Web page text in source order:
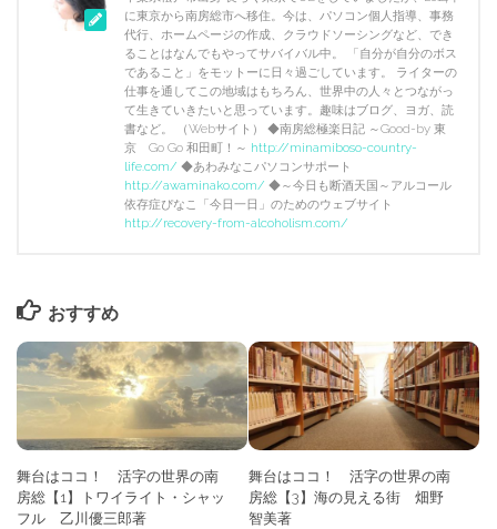
に東京から南房総市へ移住。今は、パソコン個人指導、事務
代行、ホームページの作成、クラウドソーシングなど、でき
ることはなんでもやってサバイバル中。 「自分が自分のボス
であること」をモットーに日々過ごしています。 ライターの
仕事を通してこの地域はもちろん、世界中の人々とつながっ
て生きていきたいと思っています。趣味はブログ、ヨガ、読
書など。 （Webサイト） ◆南房総極楽日記 ～Good-by 東
京 Go Go 和田町！～ http://minamiboso-country-
life.com/ ◆あわみなこパソコンサポート
http://awaminako.com/ ◆～今日も断酒天国～アルコール
依存症ぴなこ「今日一日」のためのウェブサイト
http://recovery-from-alcoholism.com/
おすすめ
舞台はココ！ 活字の世界の南
房総【1】トワイライト・シャッ
フル 乙川優三郎著
舞台はココ！ 活字の世界の南
房総【3】海の見える街 畑野
智美著